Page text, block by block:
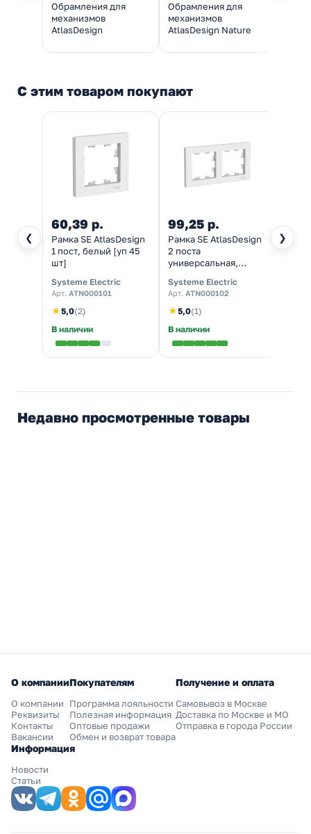
Обрамления для
механизмов
AtlasDesign
Обрамления для
механизмов
AtlasDesign Nature
С этим товаром покупают
❮ ❯
60,39 р.
Рамка SE AtlasDesign
1 пост, белый [уп 45
шт]
Systeme Electric
Арт. ATN000101
★5,0(2)
В наличии
99,25 р.
Рамка SE AtlasDesign
2 поста
универсальная,
Systeme Electric
Арт. ATN000102
★5,0(1)
В наличии
Недавно просмотренные товары
О компании
О компании
Реквизиты
Контакты
Вакансии
Покупателям
Программа лояльности
Полезная информация
Оптовые продажи
Обмен и возврат товара
Получение и оплата
Самовывоз в Москве
Доставка по Москве и МО
Отправка в города России
Информация
Новости
Статьи